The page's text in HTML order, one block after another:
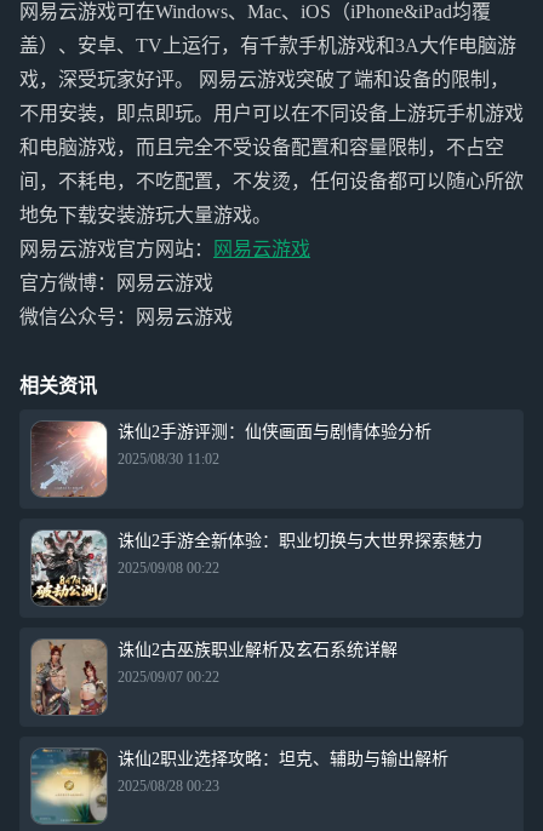
网易云游戏可在Windows、Mac、iOS（iPhone&iPad均覆
盖）、安卓、TV上运行，有千款手机游戏和3A大作电脑游
戏，深受玩家好评。 网易云游戏突破了端和设备的限制，
不用安装，即点即玩。用户可以在不同设备上游玩手机游戏
和电脑游戏，而且完全不受设备配置和容量限制，不占空
间，不耗电，不吃配置，不发烫，任何设备都可以随心所欲
地免下载安装游玩大量游戏。
网易云游戏官方网站：
网易云游戏
官方微博：网易云游戏
微信公众号：网易云游戏
相关资讯
诛仙2手游评测：仙侠画面与剧情体验分析
2025/08/30 11:02
诛仙2手游全新体验：职业切换与大世界探索魅力
2025/09/08 00:22
诛仙2古巫族职业解析及玄石系统详解
2025/09/07 00:22
诛仙2职业选择攻略：坦克、辅助与输出解析
2025/08/28 00:23